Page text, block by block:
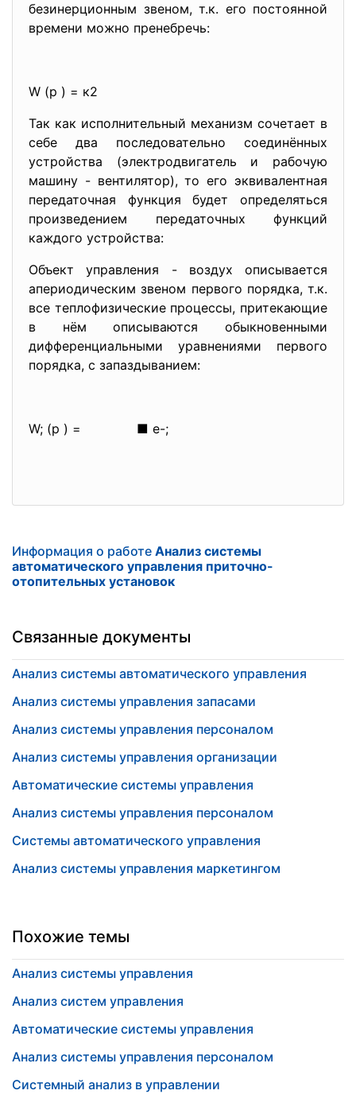
безинерционным звеном, т.к. его постоянной
времени можно пренебречь:
W (p ) = к2
Так как исполнительный механизм сочетает в
себе два последовательно соединённых
устройства (электродвигатель и рабочую
машину - вентилятор), то его эквивалентная
передаточная функция будет определяться
произведением передаточных функций
каждого устройства:
Объект управления - воздух описывается
апериодическим звеном первого порядка, т.к.
все теплофизические процессы, притекающие
в нём описываются обыкновенными
дифференциальными уравнениями первого
порядка, с запаздыванием:
W; (p ) = ■ e-;
Информация о работе Анализ системы
автоматического управления приточно-
отопительных установок
Связанные документы
Анализ системы автоматического управления
Анализ системы управления запасами
Анализ системы управления персоналом
Анализ системы управления организации
Автоматические системы управления
Анализ системы управления персоналом
Системы автоматического управления
Анализ системы управления маркетингом
Похожие темы
Анализ системы управления
Анализ систем управления
Автоматические системы управления
Анализ системы управления персоналом
Системный анализ в управлении